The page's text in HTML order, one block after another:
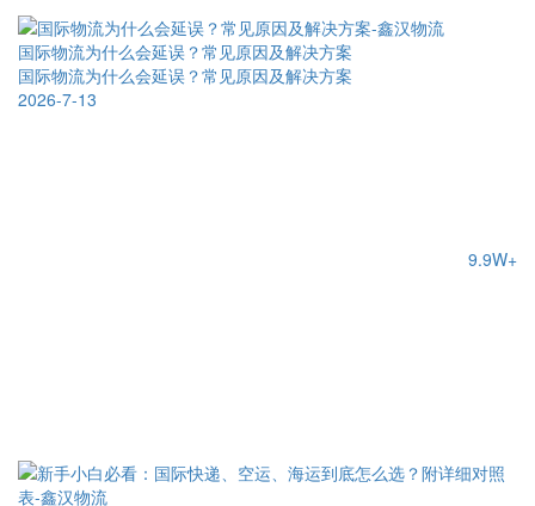
国际物流为什么会延误？常见原因及解决方案
国际物流为什么会延误？常见原因及解决方案
2026-7-13
9.9W+